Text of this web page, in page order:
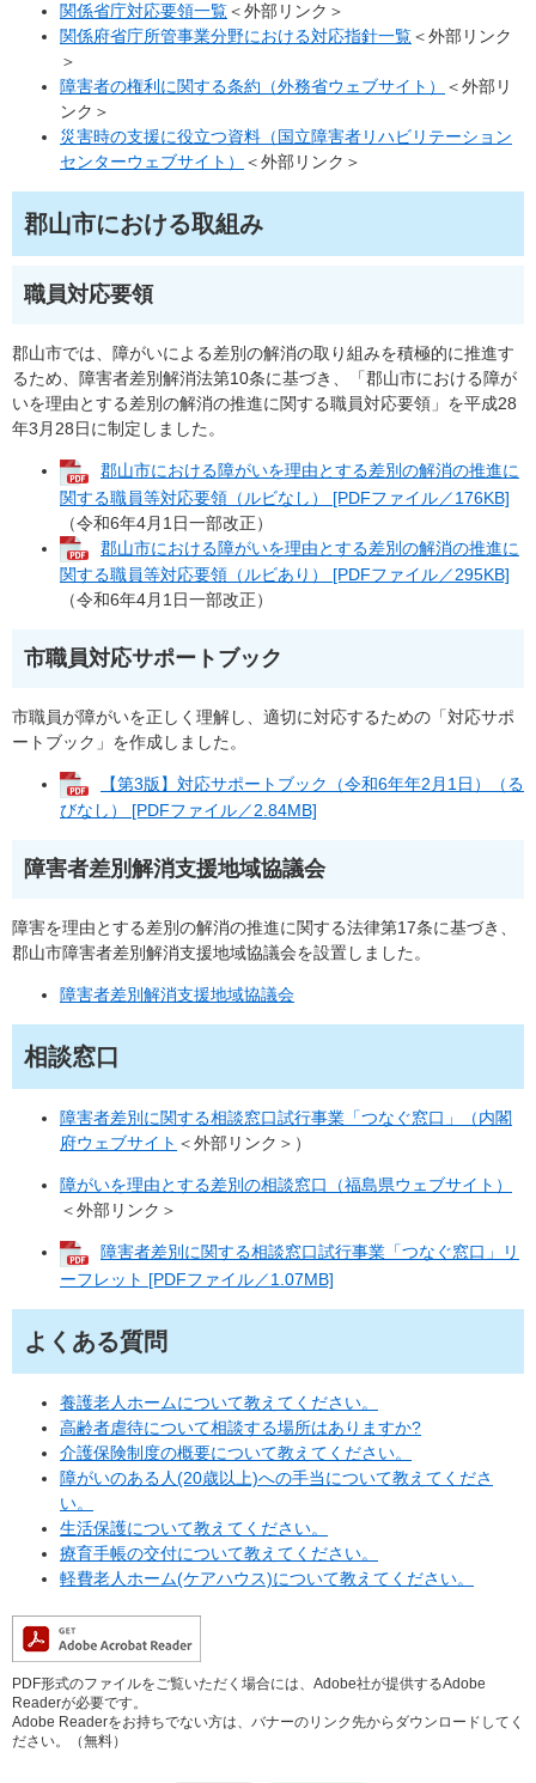
関係省庁対応要領一覧＜外部リンク＞
関係府省庁所管事業分野における対応指針一覧＜外部リンク
＞
障害者の権利に関する条約（外務省ウェブサイト）
＜外部リ
ンク＞
災害時の支援に役立つ資料（国立障害者リハビリテーション
センターウェブサイト）
＜外部リンク＞
郡山市における取組み
職員対応要領
郡山市では、障がいによる差別の解消の取り組みを積極的に推進す
るため、障害者差別解消法第10条に基づき、「郡山市における障が
いを理由とする差別の解消の推進に関する職員対応要領」を平成28
年3月28日に制定しました。
郡山市における障がいを理由とする差別の解消の推進に
関する職員等対応要領（ルビなし） [PDFファイル／176KB]
（令和6年4月1日一部改正）
郡山市における障がいを理由とする差別の解消の推進に
関する職員等対応要領（ルビあり） [PDFファイル／295KB]
（令和6年4月1日一部改正）​
市職員対応サポートブック
市職員が障がいを正しく理解し、適切に対応するための「対応サポ
ートブック」を作成しました。
【第3版】対応サポートブック（令和6年年2月1日）（る
びなし） [PDFファイル／2.84MB]
障害者差別解消支援地域協議会
障害を理由とする差別の解消の推進に関する法律第17条に基づき、
郡山市障害者差別解消支援地域協議会を設置しました。
障害者差別解消支援地域協議会
相談窓口
障害者差別に関する相談窓口試行事業「つなぐ窓口」（内閣
府ウェブサイト ＜外部リンク＞ ）
障がいを理由とする差別の相談窓口（福島県ウェブサイト）
＜外部リンク＞
障害者差別に関する相談窓口試行事業「つなぐ窓口」リ
ーフレット [PDFファイル／1.07MB]
よくある質問
養護老人ホームについて教えてください。
高齢者虐待について相談する場所はありますか?
介護保険制度の概要について教えてください。
障がいのある人(20歳以上)への手当について教えてくださ
い。
生活保護について教えてください。
療育手帳の交付について教えてください。
軽費老人ホーム(ケアハウス)について教えてください。
PDF形式のファイルをご覧いただく場合には、Adobe社が提供するAdobe
Readerが必要です。
Adobe Readerをお持ちでない方は、バナーのリンク先からダウンロードしてく
ださい。（無料）